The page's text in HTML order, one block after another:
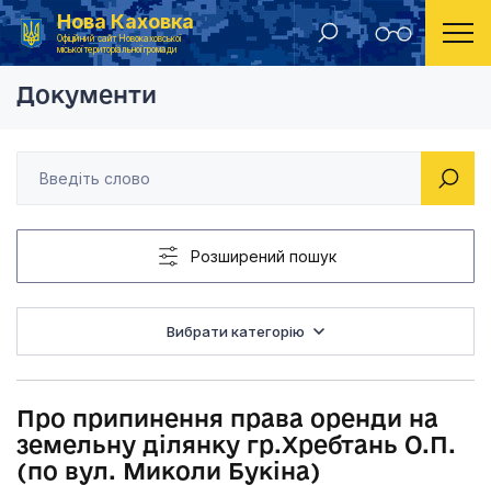
Нова Каховка
Офіційний сайт Новокаховської
міської територіальної громади
Головна Рішення Новокаховської міської ради 2021 рік Про припинення
Документи
Розширений пошук
Вибрати категорію
Про припинення права оренди на
земельну ділянку гр.Хребтань О.П.
(по вул. Миколи Букіна)